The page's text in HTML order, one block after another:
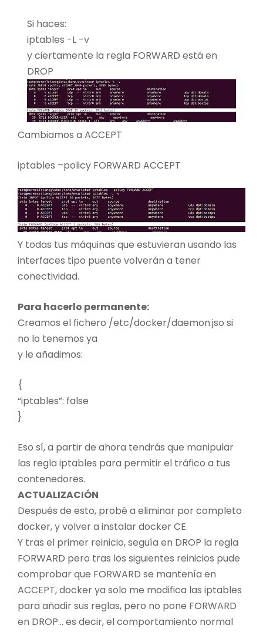
Si haces:
iptables -L -v
y ciertamente la regla FORWARD está en
DROP
Cambiamos a ACCEPT
iptables –policy FORWARD ACCEPT
Y todas tus máquinas que estuvieran usando las
interfaces tipo puente volverán a tener
conectividad.
Para hacerlo permanente:
Creamos el fichero /etc/docker/daemon.jso si
no lo tenemos ya
y le añadimos:
{
“iptables”: false
}
Eso sí, a partir de ahora tendrás que manipular
las regla iptables para permitir el tráfico a tus
contenedores.
ACTUALIZACIÓN
Después de esto, probé a eliminar por completo
docker, y volver a instalar docker CE.
Y tras el primer reinicio, seguía en DROP la regla
FORWARD pero tras los siguientes reinicios pude
comprobar que FORWARD se mantenía en
ACCEPT, docker ya solo me modifica las iptables
para añadir sus reglas, pero no pone FORWARD
en DROP… es decir, el comportamiento normal